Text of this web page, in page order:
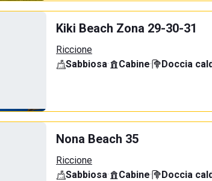
Kiki Beach Zona 29-30-31
Riccione
Sabbiosa· Cabine· Doccia
Nona Beach 35
Riccione
Sabbiosa· Cabine· Doccia